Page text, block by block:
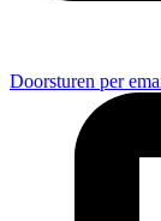
Doorsturen per